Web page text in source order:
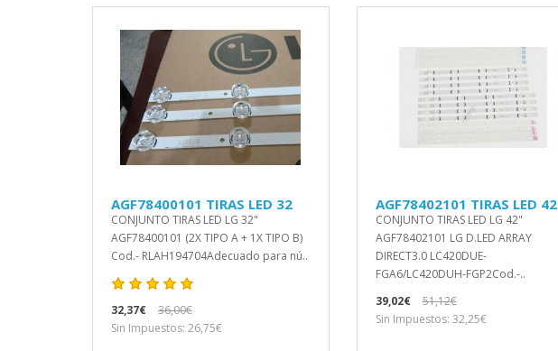
AGF78400101 TIRAS LED 32
CONJUNTO TIRAS LED LG 32"
AGF78400101 (2X TIPO A + 1X TIPO B)
Cod.- RLAH194704Adecuado para nú..
32,37€
36,00€
Sin Impuestos: 26,75€
AGF78402101 TIRAS LED 42
CONJUNTO TIRAS LED LG 42"
AGF78402101 LG D.LED ARRAY
DIRECT3.0 LC420DUE-
FGA6/LC420DUH-FGP2Cod.-..
39,02€
51,12€
Sin Impuestos: 32,25€